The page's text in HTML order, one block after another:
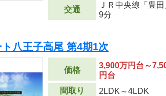
交通
ＪＲ中央線「豊
9分
八王子高尾 第4期1次
価格
3,900万円台～
円台
間取り
2LDK～4LDK